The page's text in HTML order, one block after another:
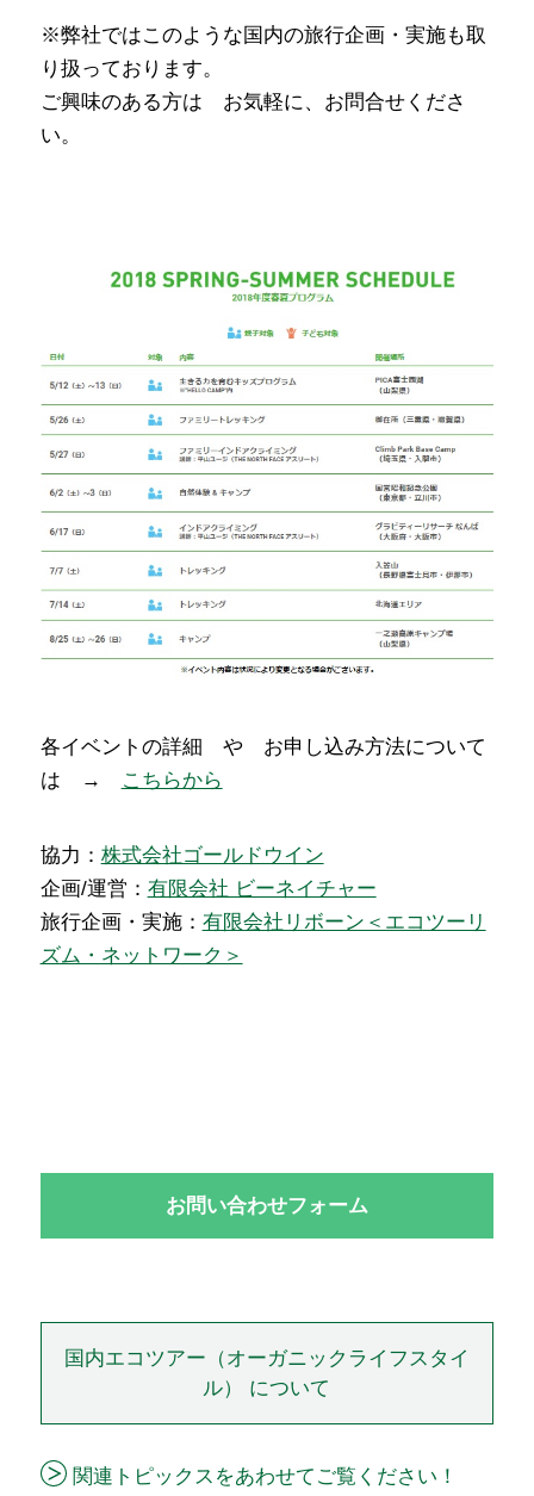
※弊社ではこのような国内の旅行企画・実施も取
り扱っております。
ご興味のある方は お気軽に、お問合せくださ
い。
各イベントの詳細 や お申し込み方法について
は →
こちらから
協力： 株式会社ゴールドウイン
企画/運営： 有限会社 ビーネイチャー
旅行企画・実施： 有限会社リボーン＜エコツーリ
ズム・ネットワーク＞
お問い合わせフォーム
国内エコツアー（オーガニックライフスタイ
ル） について
関連トピックスをあわせてご覧ください！